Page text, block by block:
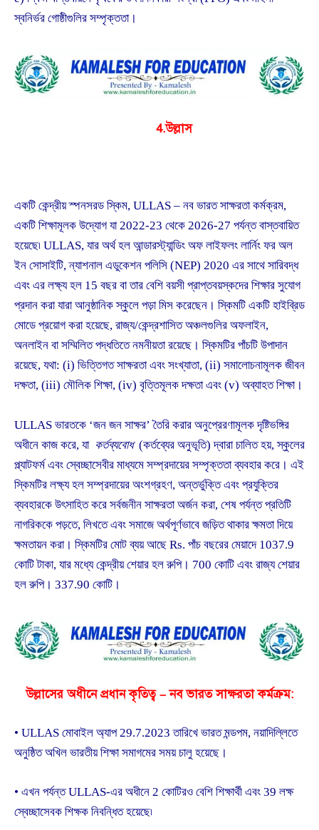
স্বনির্ভর গোষ্ঠীগুলির সম্পৃক্ততা।
4.উল্লাস
একটি কেন্দ্রীয় স্পনসরড স্কিম, ULLAS – নব ভারত সাক্ষরতা কর্মক্রম,
একটি শিক্ষামূলক উদ্যোগ যা 2022-23 থেকে 2026-27 পর্যন্ত বাস্তবায়িত
হয়েছে৷ ULLAS, যার অর্থ হল আন্ডারস্ট্যান্ডিং অফ লাইফলং লার্নিং ফর অল
ইন সোসাইটি, ন্যাশনাল এডুকেশন পলিসি (NEP) 2020 এর সাথে সারিবদ্ধ
এবং এর লক্ষ্য হল 15 বছর বা তার বেশি বয়সী প্রাপ্তবয়স্কদের শিক্ষার সুযোগ
প্রদান করা যারা আনুষ্ঠানিক স্কুলে পড়া মিস করেছেন। স্কিমটি একটি হাইব্রিড
মোডে প্রয়োগ করা হয়েছে, রাজ্য/কেন্দ্রশাসিত অঞ্চলগুলির অফলাইন,
অনলাইন বা সম্মিলিত পদ্ধতিতে নমনীয়তা রয়েছে। স্কিমটির পাঁচটি উপাদান
রয়েছে, যথা: (i) ভিত্তিগত সাক্ষরতা এবং সংখ্যাতা, (ii) সমালোচনামূলক জীবন
দক্ষতা, (iii) মৌলিক শিক্ষা, (iv) বৃত্তিমূলক দক্ষতা এবং (v) অব্যাহত শিক্ষা।
ULLAS ভারতকে ‘জন জন সাক্ষর’ তৈরি করার অনুপ্রেরণামূলক দৃষ্টিভঙ্গির
অধীনে কাজ করে, যা কর্তব্যবোধ(কর্তব্যের অনুভূতি) দ্বারা চালিত হয়, স্কুলের
প্ল্যাটফর্ম এবং স্বেচ্ছাসেবীর মাধ্যমে সম্প্রদায়ের সম্পৃক্ততা ব্যবহার করে। এই
স্কিমটির লক্ষ্য হল সম্প্রদায়ের অংশগ্রহণ, অন্তর্ভুক্তি এবং প্রযুক্তির
ব্যবহারকে উৎসাহিত করে সর্বজনীন সাক্ষরতা অর্জন করা, শেষ পর্যন্ত প্রতিটি
নাগরিককে পড়তে, লিখতে এবং সমাজে অর্থপূর্ণভাবে জড়িত থাকার ক্ষমতা দিয়ে
ক্ষমতায়ন করা। স্কিমটির মোট ব্যয় আছে Rs. পাঁচ বছরের মেয়াদে 1037.9
কোটি টাকা, যার মধ্যে কেন্দ্রীয় শেয়ার হল রুপি। 700 কোটি এবং রাজ্য শেয়ার
হল রুপি। 337.90 কোটি।
উল্লাসের অধীনে প্রধান কৃতিত্ব – নব ভারত সাক্ষরতা কর্মক্রম:
• ULLAS মোবাইল অ্যাপ 29.7.2023 তারিখে ভারত মন্ডপম, নয়াদিল্লিতে
অনুষ্ঠিত অখিল ভারতীয় শিক্ষা সমাগমের সময় চালু হয়েছে।
• এখন পর্যন্ত ULLAS-এর অধীনে 2 কোটিরও বেশি শিক্ষার্থী এবং 39 লক্ষ
স্বেচ্ছাসেবক শিক্ষক নিবন্ধিত হয়েছে৷